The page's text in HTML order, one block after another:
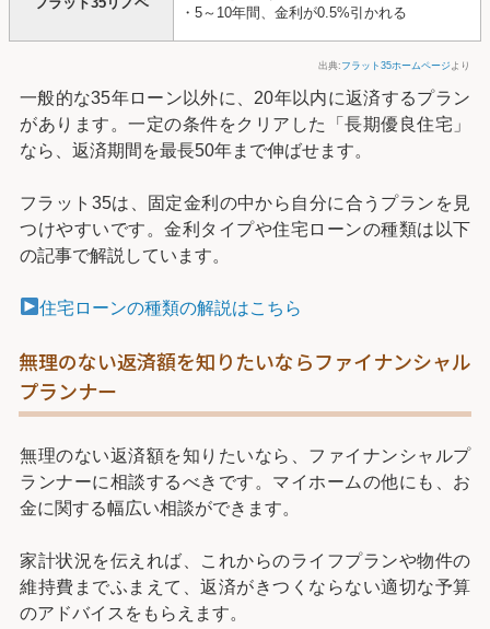
・5～10年間、金利が0.5%引かれる
出典: フラット35ホームページ より
一般的な35年ローン以外に、20年以内に返済するプラン
があります。一定の条件をクリアした「長期優良住宅」
なら、返済期間を最長50年まで伸ばせます。
フラット35は、固定金利の中から自分に合うプランを見
つけやすいです。金利タイプや住宅ローンの種類は以下
の記事で解説しています。
住宅ローンの種類の解説はこちら
無理のない返済額を知りたいならファイナンシャル
プランナー
無理のない返済額を知りたいなら、ファイナンシャルプ
ランナーに相談するべきです。マイホームの他にも、お
金に関する幅広い相談ができます。
家計状況を伝えれば、これからのライフプランや物件の
維持費までふまえて、返済がきつくならない適切な予算
のアドバイスをもらえます。